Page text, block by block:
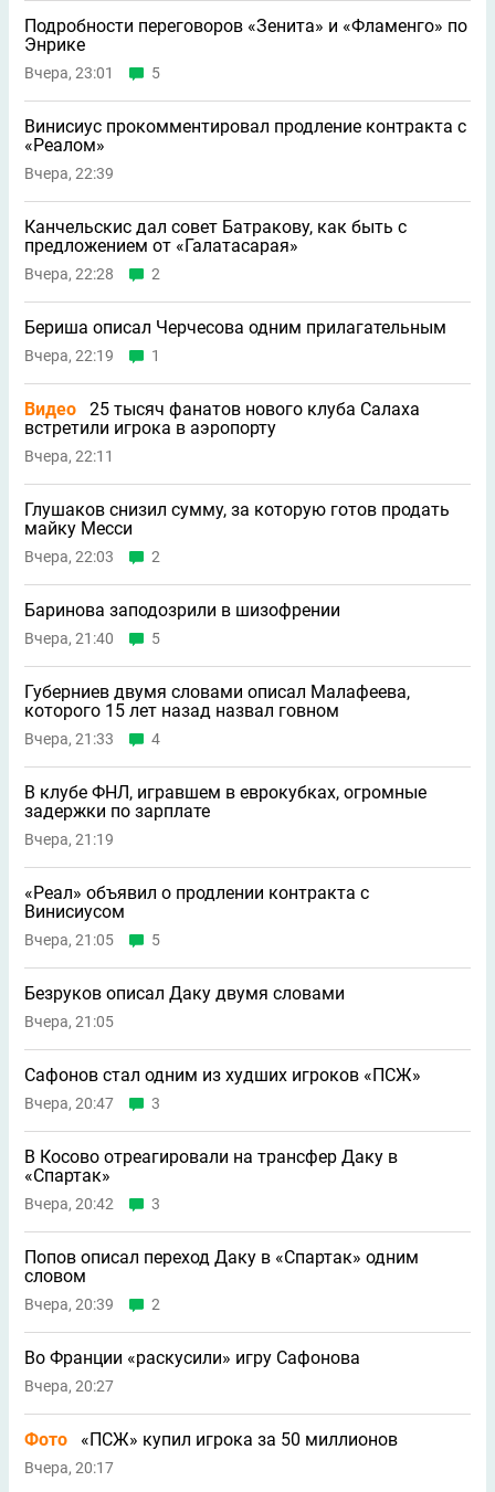
Подробности переговоров «Зенита» и «Фламенго» по
Энрике
Вчера, 23:01 5
Винисиус прокомментировал продление контракта с
«Реалом»
Вчера, 22:39
Канчельскис дал совет Батракову, как быть с
предложением от «Галатасарая»
Вчера, 22:28 2
Бериша описал Черчесова одним прилагательным
Вчера, 22:19 1
Видео
25 тысяч фанатов нового клуба Салаха
встретили игрока в аэропорту
Вчера, 22:11
Глушаков снизил сумму, за которую готов продать
майку Месси
Вчера, 22:03 2
Баринова заподозрили в шизофрении
Вчера, 21:40 5
Губерниев двумя словами описал Малафеева,
которого 15 лет назад назвал говном
Вчера, 21:33 4
В клубе ФНЛ, игравшем в еврокубках, огромные
задержки по зарплате
Вчера, 21:19
«Реал» объявил о продлении контракта с
Винисиусом
Вчера, 21:05 5
Безруков описал Даку двумя словами
Вчера, 21:05
Сафонов стал одним из худших игроков «ПСЖ»
Вчера, 20:47 3
В Косово отреагировали на трансфер Даку в
«Спартак»
Вчера, 20:42 3
Попов описал переход Даку в «Спартак» одним
словом
Вчера, 20:39 2
Во Франции «раскусили» игру Сафонова
Вчера, 20:27
Фото «ПСЖ» купил игрока за 50 миллионов
Вчера, 20:17